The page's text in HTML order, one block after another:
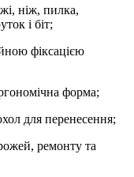
ніж, пилка,
і біт;
фіксацією
форма;
для перенесення;
ремонту та